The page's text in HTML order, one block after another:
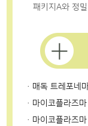
패키지A와 정
ㆍ매독 트레포
ㆍ마이코플라즈
ㆍ마이코플라즈